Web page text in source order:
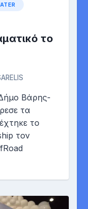
το
Βάρης-
τα
το
τον